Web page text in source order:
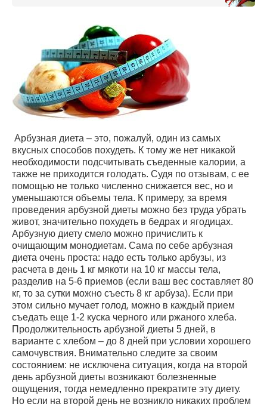
Арбузная диета – это, пожалуй, один из самых
вкусных способов похудеть. К тому же нет никакой
необходимости подсчитывать съеденные калории, а
также не приходится голодать. Судя по отзывам, с ее
помощью не только численно снижается вес, но и
уменьшаются объемы тела. К примеру, за время
проведения арбузной диеты можно без труда убрать
живот, значительно похудеть в бедрах и ягодицах.
Арбузную диету смело можно причислить к
очищающим монодиетам. Сама по себе арбузная
диета очень проста: надо есть только арбузы, из
расчета в день 1 кг мякоти на 10 кг массы тела,
разделив на 5-6 приемов (если ваш вес составляет 80
кг, то за сутки можно съесть 8 кг арбуза). Если при
этом сильно мучает голод, можно в каждый прием
съедать еще 1-2 куска черного или ржаного хлеба.
Продолжительность арбузной диеты 5 дней, в
варианте с хлебом – до 8 дней при условии хорошего
самочувствия. Внимательно следите за своим
состоянием: не исключена ситуация, когда на второй
день арбузной диеты возникают болезненные
ощущения, тогда немедленно прекратите эту диету.
Но если на второй день не возникло никаких проблем